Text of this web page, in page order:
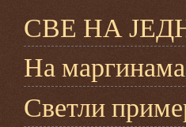
СВЕ НА
На
Светли